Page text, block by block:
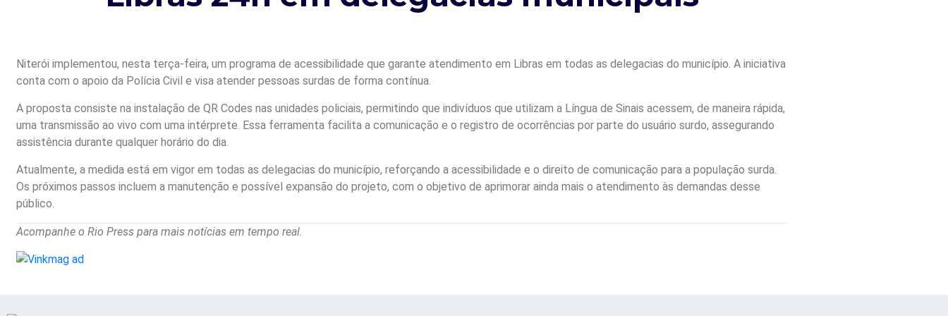
Niterói implementou, nesta terça-feira, um programa de acessibilidade que garante atendimento em Libras em todas as delegacias do município. A iniciativa
conta com o apoio da Polícia Civil e visa atender pessoas surdas de forma contínua.
A proposta consiste na instalação de QR Codes nas unidades policiais, permitindo que indivíduos que utilizam a Língua de Sinais acessem, de maneira rápida,
uma transmissão ao vivo com uma intérprete. Essa ferramenta facilita a comunicação e o registro de ocorrências por parte do usuário surdo, assegurando
assistência durante qualquer horário do dia.
Atualmente, a medida está em vigor em todas as delegacias do município, reforçando a acessibilidade e o direito de comunicação para a população surda.
Os próximos passos incluem a manutenção e possível expansão do projeto, com o objetivo de aprimorar ainda mais o atendimento às demandas desse
público.
Acompanhe o Rio Press para mais notícias em tempo real.